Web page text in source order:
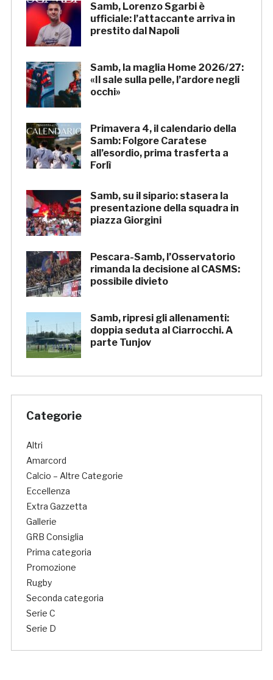
Samb, Lorenzo Sgarbi è
ufficiale: l’attaccante arriva in
prestito dal Napoli
Samb, la maglia Home 2026/27:
«Il sale sulla pelle, l’ardore negli
occhi»
Primavera 4, il calendario della
Samb: Folgore Caratese
all’esordio, prima trasferta a
Forlì
Samb, su il sipario: stasera la
presentazione della squadra in
piazza Giorgini
Pescara-Samb, l’Osservatorio
rimanda la decisione al CASMS:
possibile divieto
Samb, ripresi gli allenamenti:
doppia seduta al Ciarrocchi. A
parte Tunjov
Categorie
Altri
Amarcord
Calcio – Altre Categorie
Eccellenza
Extra Gazzetta
Gallerie
GRB Consiglia
Prima categoria
Promozione
Rugby
Seconda categoria
Serie C
Serie D